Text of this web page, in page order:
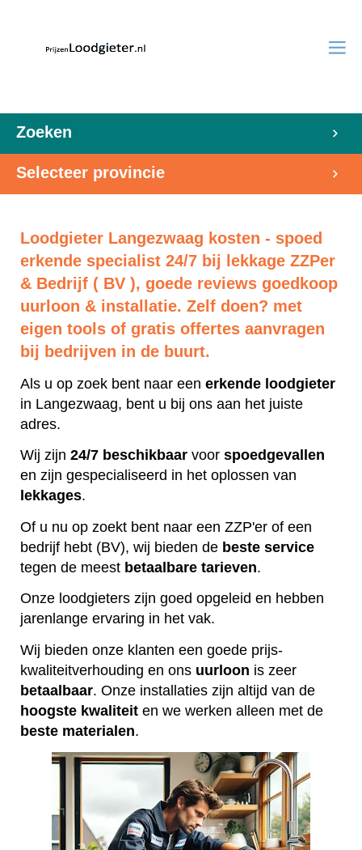
Zoeken
Selecteer provincie
Loodgieter Langezwaag kosten - spoed
erkende specialist 24/7 bij lekkage ZZPer
& Bedrijf ( BV ), goede reviews goedkoop
uurloon & installatie. Zelf doen? met
eigen tools of gratis offertes aanvragen
bij bedrijven in de buurt.
Als u op zoek bent naar een erkende loodgieter
in Langezwaag, bent u bij ons aan het juiste
adres.
Wij zijn 24/7 beschikbaar voor spoedgevallen
en zijn gespecialiseerd in het oplossen van
lekkages.
Of u nu op zoekt bent naar een ZZP'er of een
bedrijf hebt (BV), wij bieden de beste service
tegen de meest betaalbare tarieven.
Onze loodgieters zijn goed opgeleid en hebben
jarenlange ervaring in het vak.
Wij bieden onze klanten een goede prijs-
kwaliteitverhouding en ons uurloon is zeer
betaalbaar. Onze installaties zijn altijd van de
hoogste kwaliteit en we werken alleen met de
beste materialen.